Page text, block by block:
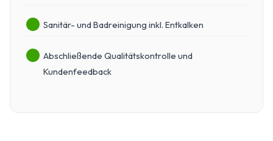
Sanitär- und Badreinigung inkl. Entkalken
Abschließende Qualitätskontrolle und
Kundenfeedback